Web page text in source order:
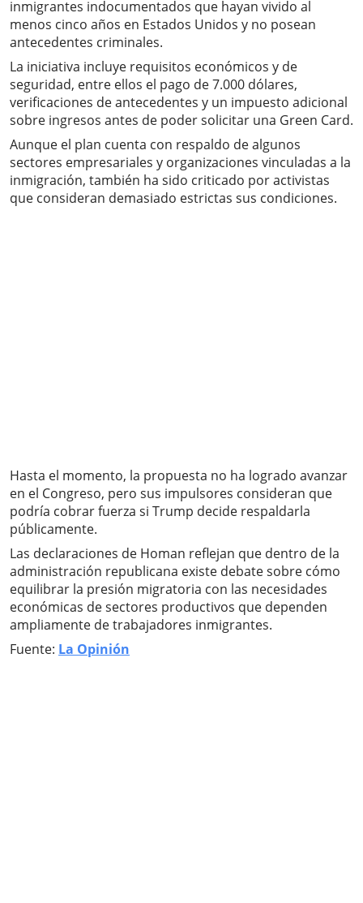
inmigrantes indocumentados que hayan vivido al
menos cinco años en Estados Unidos y no posean
antecedentes criminales.
La iniciativa incluye requisitos económicos y de
seguridad, entre ellos el pago de 7.000 dólares,
verificaciones de antecedentes y un impuesto adicional
sobre ingresos antes de poder solicitar una Green Card.
Aunque el plan cuenta con respaldo de algunos
sectores empresariales y organizaciones vinculadas a la
inmigración, también ha sido criticado por activistas
que consideran demasiado estrictas sus condiciones.
Hasta el momento, la propuesta no ha logrado avanzar
en el Congreso, pero sus impulsores consideran que
podría cobrar fuerza si Trump decide respaldarla
públicamente.
Las declaraciones de Homan reflejan que dentro de la
administración republicana existe debate sobre cómo
equilibrar la presión migratoria con las necesidades
económicas de sectores productivos que dependen
ampliamente de trabajadores inmigrantes.
Fuente: La Opinión